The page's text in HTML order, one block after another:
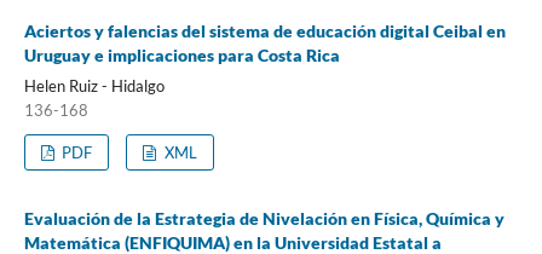
Aciertos y falencias del sistema de educación digital Ceibal en
Uruguay e implicaciones para Costa Rica
Helen Ruiz - Hidalgo
136-168
PDF XML
Evaluación de la Estrategia de Nivelación en Física, Química y
Matemática (ENFIQUIMA) en la Universidad Estatal a